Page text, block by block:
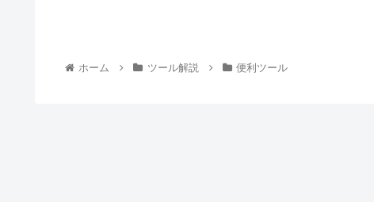
ホーム ツール解説 便利ツール